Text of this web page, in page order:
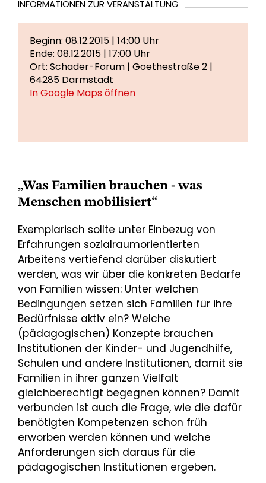
INFORMATIONEN ZUR VERANSTALTUNG
Beginn: 08.12.2015 | 14:00 Uhr
Ende: 08.12.2015 | 17:00 Uhr
Ort: Schader-Forum | Goethestraße 2 |
64285 Darmstadt
In Google Maps öffnen
„Was Familien brauchen - was
Menschen mobilisiert“
Exemplarisch sollte unter Einbezug von
Erfahrungen sozialraumorientierten
Arbeitens vertiefend darüber diskutiert
werden, was wir über die konkreten Bedarfe
von Familien wissen: Unter welchen
Bedingungen setzen sich Familien für ihre
Bedürfnisse aktiv ein? Welche
(pädagogischen) Konzepte brauchen
Institutionen der Kinder- und Jugendhilfe,
Schulen und andere Institutionen, damit sie
Familien in ihrer ganzen Vielfalt
gleichberechtigt begegnen können? Damit
verbunden ist auch die Frage, wie die dafür
benötigten Kompetenzen schon früh
erworben werden können und welche
Anforderungen sich daraus für die
pädagogischen Institutionen ergeben.